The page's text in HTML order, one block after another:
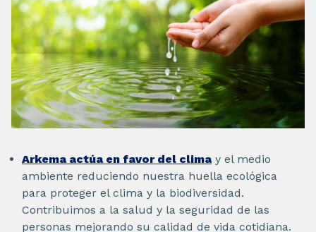
Arkema actúa en favor del climay el medio
ambiente reduciendo nuestra huella ecológica
para proteger el clima y la biodiversidad.
Contribuimos a la salud y la seguridad de las
personas mejorando su calidad de vida cotidiana.